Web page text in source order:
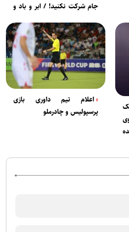
جام شرکت نکنید! / ابر و باد و
تیم دیگر به آسیا برود
اعلام تیم داوری بازی
پرسپولیس و چادرملو